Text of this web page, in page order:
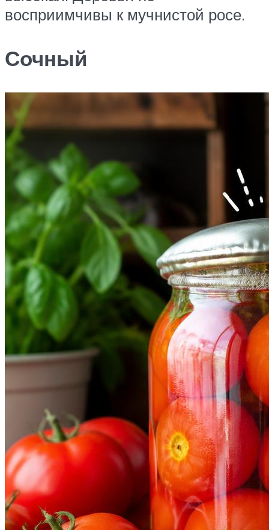
восприимчивы к мучнистой росе.
Сочный